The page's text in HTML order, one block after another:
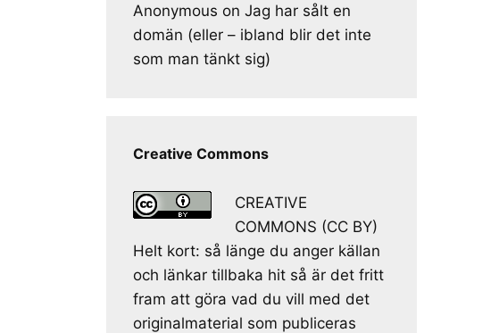
Anonymous on Jag har sålt en
domän (eller – ibland blir det inte
som man tänkt sig)
Creative Commons
CREATIVE
COMMONS (CC BY)
Helt kort: så länge du anger källan
och länkar tillbaka hit så är det fritt
fram att göra vad du vill med det
originalmaterial som publiceras